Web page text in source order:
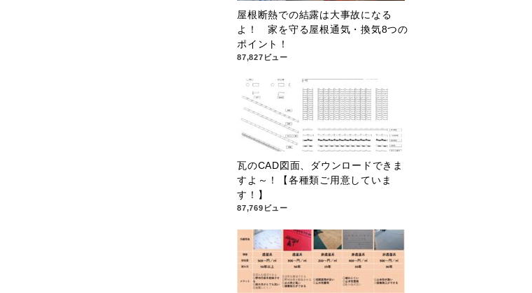
屋根断熱での結露は大事故になる
よ！ 家を守る屋根通気・換気8つの
ポイント！
87,827ビュー
瓦のCAD図面、ダウンロードできま
すよ～！【各種類ご用意していま
す！】
87,769ビュー